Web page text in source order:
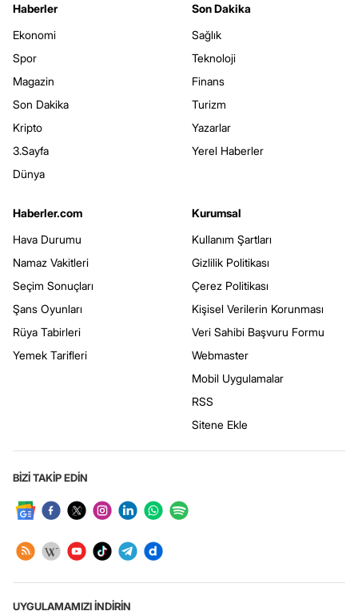
Haberler
Ekonomi
Spor
Magazin
Son Dakika
Kripto
3.Sayfa
Dünya
Son Dakika
Sağlık
Teknoloji
Finans
Turizm
Yazarlar
Yerel Haberler
Haberler.com
Hava Durumu
Namaz Vakitleri
Seçim Sonuçları
Şans Oyunları
Rüya Tabirleri
Yemek Tarifleri
Kurumsal
Kullanım Şartları
Gizlilik Politikası
Çerez Politikası
Kişisel Verilerin Korunması
Veri Sahibi Başvuru Formu
Webmaster
Mobil Uygulamalar
RSS
Sitene Ekle
BİZİ TAKİP EDİN
UYGULAMAMIZI İNDİRİN